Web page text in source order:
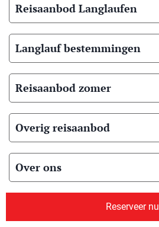
Reserveer nu
Reisaanbod Langlaufen
Langlauf bestemmingen
Reisaanbod zomer
Overig reisaanbod
Over ons